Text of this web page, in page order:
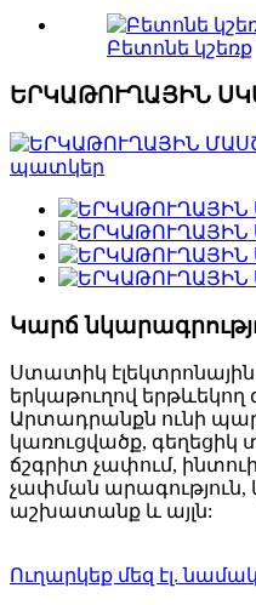
Բետոնե կշեռք
ԵՐԿԱԹՈՒՂԱՅԻՆ
Կարճ
Ստատիկ էլեկտրոնային
երկաթուղով երթևեկող
Արտադրանքն ունի
կառուցվածք, գեղեցիկ
ճշգրիտ չափում,
չափման արագություն,
աշխատանք և այլն:
Ուղարկեք մեզ էլ. նամակ